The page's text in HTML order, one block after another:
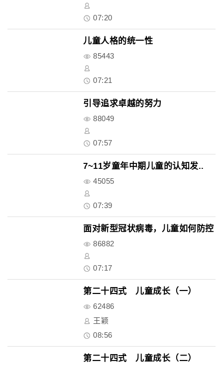
07:20
儿童人格的统一性
85443
07:21
引导追求卓越的努力
88049
07:57
7~11岁童年中期儿童的认知发..
45055
07:39
面对新型冠状病毒，儿童如何防控
86882
07:17
第二十四式 儿童成长（一）
62486
王颖
08:56
第二十四式 儿童成长（二）